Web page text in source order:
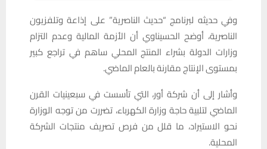
وفي حديثه لبرنامج “حديث الناصرية” على إذاعة وتلفزيون
الناصرية، أوضح الحسيناوي أن الأزمة المالية وعدم التزام
وزارات الدولة بشراء المنتج المحلي ساهم في تراجع كبير
بمستوى الإنتاج مقارنة بالعام الماضي.
وأشار إلى أن شركة أور، التي تأسست في سبعينيات القرن
الماضي لتلبية حاجة وزارة الكهرباء، تضررت من توجه الوزارة
نحو الاستيراد، ما قلل من فرص تصريف منتجات الشركة
المحلية.